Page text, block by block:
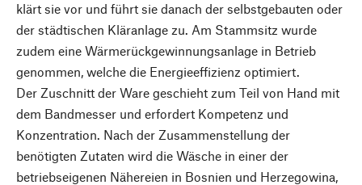
klärt sie vor und führt sie danach der selbstgebauten oder
der städtischen Kläranlage zu. Am Stammsitz wurde
zudem eine Wärmerückgewinnungsanlage in Betrieb
genommen, welche die Energieeffizienz optimiert.
Der Zuschnitt der Ware geschieht zum Teil von Hand mit
dem Bandmesser und erfordert Kompetenz und
Konzentration. Nach der Zusammenstellung der
benötigten Zutaten wird die Wäsche in einer der
betriebseigenen Nähereien in Bosnien und Herzegowina,